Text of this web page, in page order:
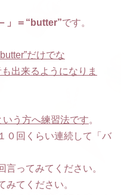
」＝“butter”です。
だけでな
も出来るようになりま
いう方へ練習法です。
０回くらい連続して「バ
言ってみてください。
みてください。